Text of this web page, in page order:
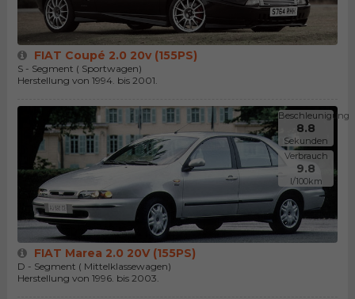
FIAT Coupé 2.0 20v (155PS)
S - Segment ( Sportwagen)
Herstellung von 1994. bis 2001.
Beschleunigung
8.8
Sekunden
Verbrauch
9.8
l/100km
FIAT Marea 2.0 20V (155PS)
D - Segment ( Mittelklassewagen)
Herstellung von 1996. bis 2003.